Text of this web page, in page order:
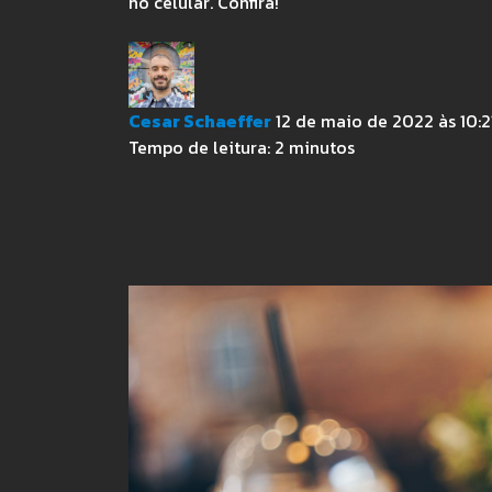
Cesar Schaeffer12 de maio de 2022 às
Tempo de leitura: 2 minutos